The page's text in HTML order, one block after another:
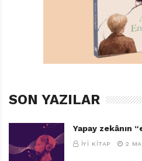
Aslıhan Kostak
Resimleyen: İrem Çağırgan
Final Kültür Sanat Yayınları, 64
FINAL KÜLTÜR SANAT
TOPRAK IŞIK
YEMEK PIŞIRME
SON YAZILAR
Yapay zekânın
İYI KITAP 2